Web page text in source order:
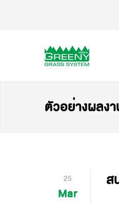
ตัวอย่างผลง
25
Mar
ส